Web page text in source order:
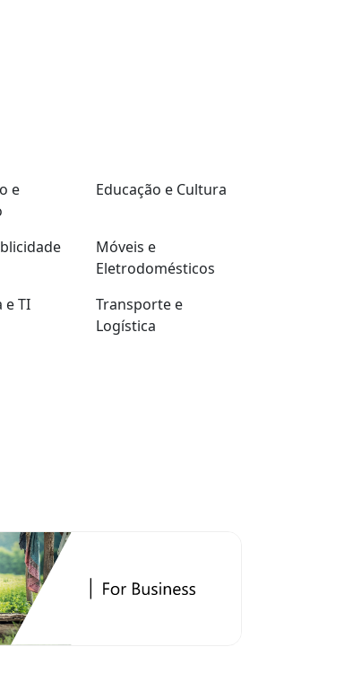
e
Educação e Cultura
Móveis e
Eletrodomésticos
e TI
Transporte e
Logística